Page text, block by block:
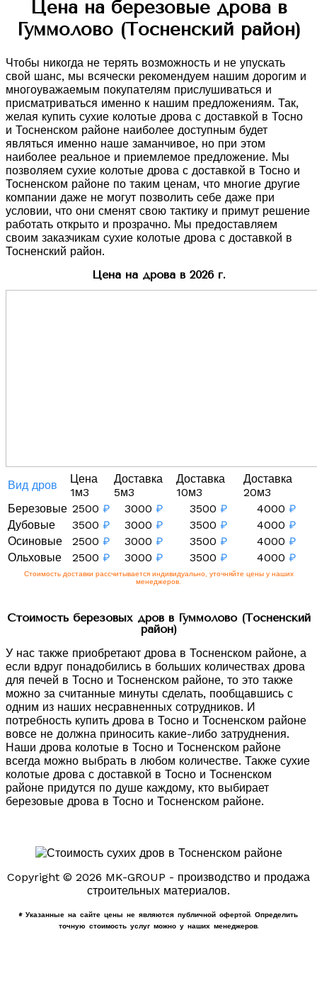
Цена на березовые дрова в
Гуммолово (Тосненский район)
Чтобы никогда не терять возможность и не упускать
свой шанс, мы всячески рекомендуем нашим дорогим и
многоуважаемым покупателям прислушиваться и
присматриваться именно к нашим предложениям. Так,
желая купить сухие колотые дрова с доставкой в Тосно
и Тосненском районе наиболее доступным будет
являться именно наше заманчивое, но при этом
наиболее реальное и приемлемое предложение. Мы
позволяем сухие колотые дрова с доставкой в Тосно и
Тосненском районе по таким ценам, что многие другие
компании даже не могут позволить себе даже при
условии, что они сменят свою тактику и примут решение
работать открыто и прозрачно. Мы предоставляем
своим заказчикам сухие колотые дрова с доставкой в
Тосненский район.
Цена на дрова в 2026 г.
Вид дров
Цена
1м3
Доставка
5м3
Доставка
10м3
Доставка
20м3
Березовые 2500 ₽ 3000 ₽ 3500 ₽ 4000 ₽
Дубовые
3500 ₽ 3000 ₽ 3500 ₽ 4000 ₽
Осиновые
2500 ₽ 3000 ₽ 3500 ₽ 4000 ₽
Ольховые
2500 ₽ 3000 ₽ 3500 ₽ 4000 ₽
Стоимость доставки рассчитывается индивидуально, уточняйте цены у наших
менеджеров.
Стоимость березовых дров в Гуммолово (Тосненский
район)
У нас также приобретают дрова в Тосненском районе, а
если вдруг понадобились в больших количествах дрова
для печей в Тосно и Тосненском районе, то это также
можно за считанные минуты сделать, пообщавшись с
одним из наших несравненных сотрудников. И
потребность купить дрова в Тосно и Тосненском районе
вовсе не должна приносить какие-либо затруднения.
Наши дрова колотые в Тосно и Тосненском районе
всегда можно выбрать в любом количестве. Также сухие
колотые дрова с доставкой в Тосно и Тосненском
районе придутся по душе каждому, кто выбирает
березовые дрова в Тосно и Тосненском районе.
Copyright © 2026 MK-GROUP - производство и продажа
строительных материалов.
* Указанные на сайте цены не являются публичной офертой. Определить
точную стоимость услуг можно у наших менеджеров.